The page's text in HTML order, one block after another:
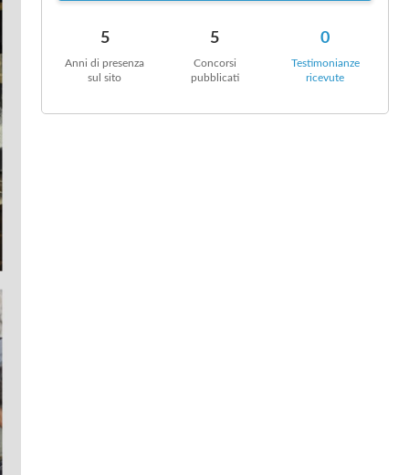
5
Anni di presenza
sul sito
5
Concorsi
pubblicati
0
Testimonianze
ricevute